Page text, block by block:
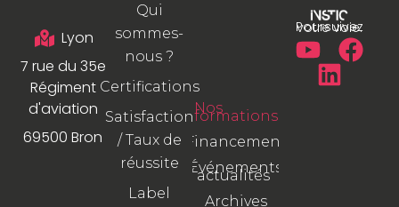
Poursuivez votre voie.
Nos
formations
Financement
Événements
/ actualités
Archives
Qui
sommes-
nous ?
Certifications
Satisfaction
/ Taux de
réussite
Label
Lyon
7 rue du 35e
Régiment
d'aviation
69500 Bron